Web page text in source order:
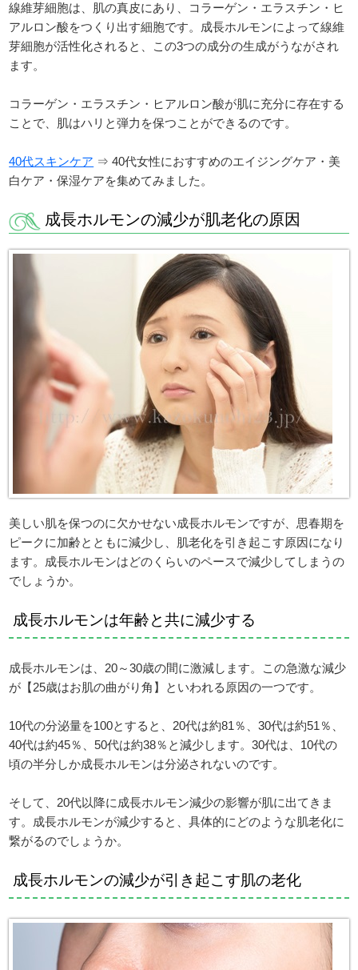
線維芽細胞は、肌の真皮にあり、コラーゲン・エラスチン・ヒ
アルロン酸をつくり出す細胞です。成長ホルモンによって線維
芽細胞が活性化されると、この3つの成分の生成がうながされ
ます。
コラーゲン・エラスチン・ヒアルロン酸が肌に充分に存在する
ことで、肌はハリと弾力を保つことができるのです。
40代スキンケア ⇒ 40代女性におすすめのエイジングケア・美
白ケア・保湿ケアを集めてみました。
成長ホルモンの減少が肌老化の原因
美しい肌を保つのに欠かせない成長ホルモンですが、思春期を
ピークに加齢とともに減少し、肌老化を引き起こす原因になり
ます。成長ホルモンはどのくらいのペースで減少してしまうの
でしょうか。
成長ホルモンは年齢と共に減少する
成長ホルモンは、20～30歳の間に激減します。この急激な減少
が【25歳はお肌の曲がり角】といわれる原因の一つです。
10代の分泌量を100とすると、20代は約81％、30代は約51％、
40代は約45％、50代は約38％と減少します。30代は、10代の
頃の半分しか成長ホルモンは分泌されないのです。
そして、20代以降に成長ホルモン減少の影響が肌に出てきま
す。成長ホルモンが減少すると、具体的にどのような肌老化に
繋がるのでしょうか。
成長ホルモンの減少が引き起こす肌の老化